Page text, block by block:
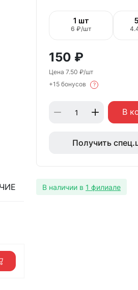
1 шт
6 ₽/шт
150 ₽
Цена 7.50 ₽/шт
+15 бонусов
?
В
Получить
В наличии в 1 филиале